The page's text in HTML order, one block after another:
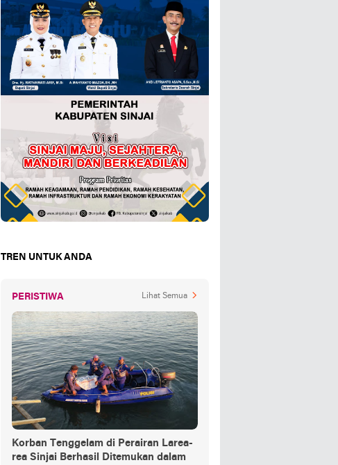
TREN UNTUK ANDA
PERISTIWA Lihat Semua
Korban Tenggelam di Perairan Larea-
rea Sinjai Berhasil Ditemukan dalam